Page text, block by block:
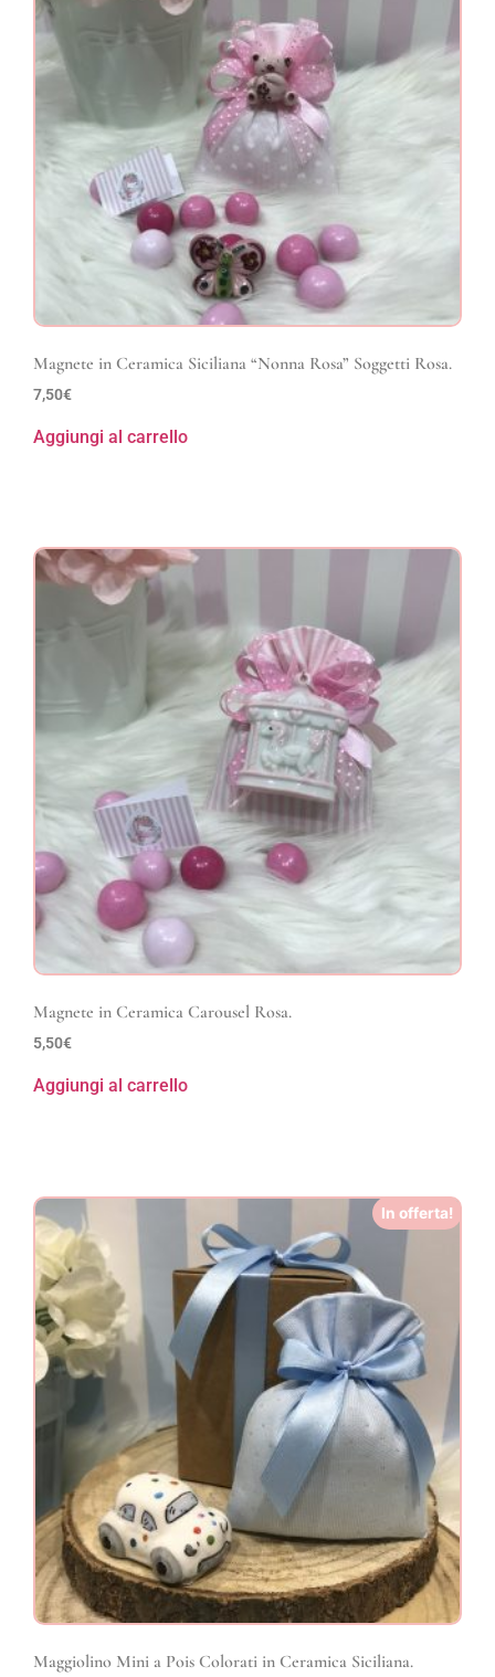
Magnete in Ceramica Siciliana “Nonna Rosa” Soggetti Rosa.
7,50€
Aggiungi al carrello
Magnete in Ceramica Carousel Rosa.
5,50€
Aggiungi al carrello
In offerta!
Maggiolino Mini a Pois Colorati in Ceramica Siciliana.